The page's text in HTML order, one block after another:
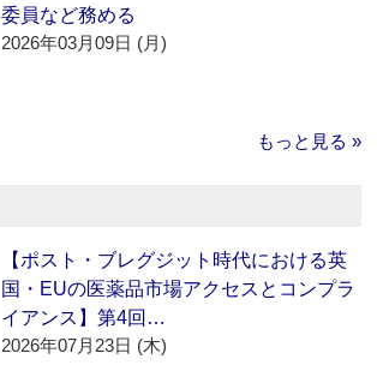
委員など務める
2026年03月09日 (月)
もっと見る »
【ポスト・ブレグジット時代における英
国・EUの医薬品市場アクセスとコンプラ
イアンス】第4回…
2026年07月23日 (木)